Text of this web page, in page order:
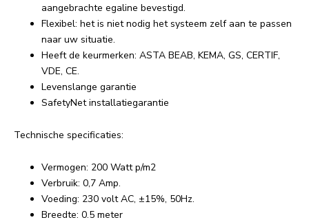
aangebrachte egaline bevestigd.
Flexibel: het is niet nodig het systeem zelf aan te passen
naar uw situatie.
Heeft de keurmerken: ASTA BEAB, KEMA, GS, CERTIF,
VDE, CE.
Levenslange garantie
SafetyNet installatiegarantie
Technische specificaties:
Vermogen: 200 Watt p/m2
Verbruik: 0,7 Amp.
Voeding: 230 volt AC, ±15%, 50Hz.
Breedte: 0.5 meter